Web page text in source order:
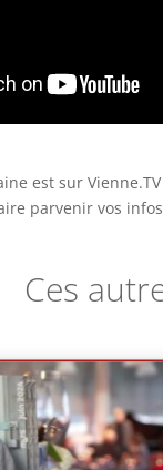
est sur Vienne.TV
parvenir vos
Ces